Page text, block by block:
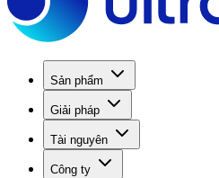
Sản phẩm
Giải pháp
Tài nguyên
Công ty